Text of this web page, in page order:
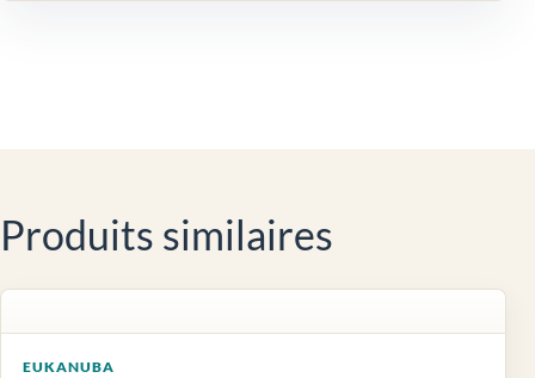
Produits similaires
EUKANUBA